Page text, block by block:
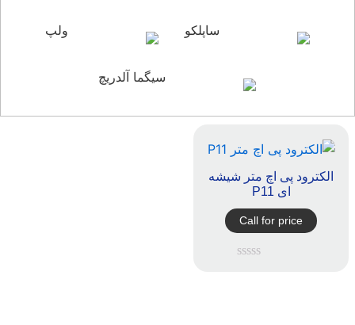
ساپلکو ولپ
سیگما آلدریچ
الکترود پی اچ متر شیشه
ای P11
Call for price